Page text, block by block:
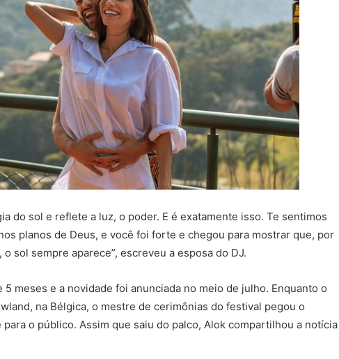
do sol e reflete a luz, o poder. E é exatamente isso. Te sentimos
planos de Deus, e você foi forte e chegou para mostrar que, por
sol sempre aparece”, escreveu a esposa do DJ.
5 meses e a novidade foi anunciada no meio de julho. Enquanto o
na Bélgica, o mestre de cerimônias do festival pegou o
o público. Assim que saiu do palco, Alok compartilhou a notícia